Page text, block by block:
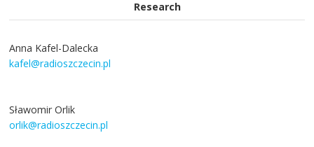
Research
Anna Kafel-Dalecka
kafel@radioszczecin.pl
Sławomir Orlik
orlik@radioszczecin.pl